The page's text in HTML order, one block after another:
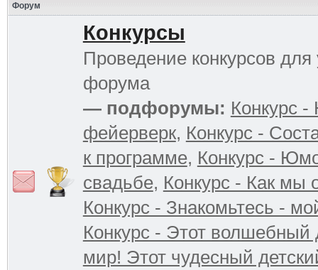
Форум
Конкурсы
Проведение конкурсов для
форума
— подфорумы: Конкурс
фейерверк, Конкурс -
к программе, Конкурс -
свадьбе, Конкурс - Как мы
Конкурс - Знакомьтесь -
Конкурс - Этот волшебный
мир! Этот чудесный